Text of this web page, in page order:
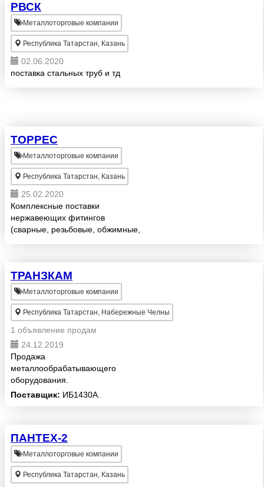
РВСК
Металлоторговые компании
Республика Татарстан, Казань
02.06.2020
поставка стальных труб и тд
ТОРРЕС
Металлоторговые компании
Республика Татарстан, Казань
25.02.2020
Комплексные поставки
нержавеющих фитингов
(сварные, резьбовые, обжимные,
ТРАНЗКАМ
Металлоторговые компании
Республика Татарстан, Набережные Челны
1 объявление продам
24.12.2019
Продажа
металлообрабатывающего
оборудования.
Поставщик: ИБ1430А.
ПАНТЕХ-2
Металлоторговые компании
Республика Татарстан, Казань